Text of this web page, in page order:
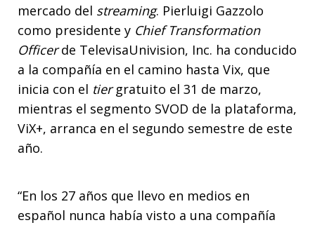
mercado del streaming. Pierluigi Gazzolo
como presidente y Chief Transformation
Officerde TelevisaUnivision, Inc. ha conducido
a la compañía en el camino hasta Vix, que
inicia con el tiergratuito el 31 de marzo,
mientras el segmento SVOD de la plataforma,
ViX+, arranca en el segundo semestre de este
año.
“En los 27 años que llevo en medios en
español nunca había visto a una compañía